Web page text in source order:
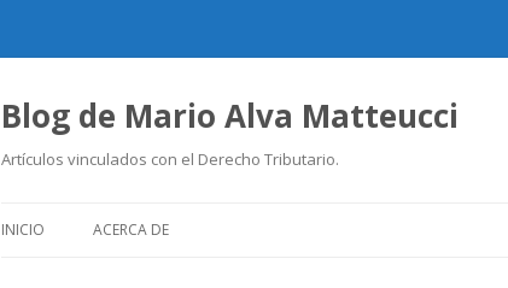
Blog de Mario Alva Matteucci
Artículos vinculados con el Derecho Tributario.
INICIO ACERCA DE